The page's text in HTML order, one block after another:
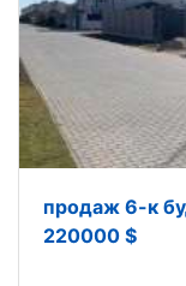
продаж 6-к
220000 $